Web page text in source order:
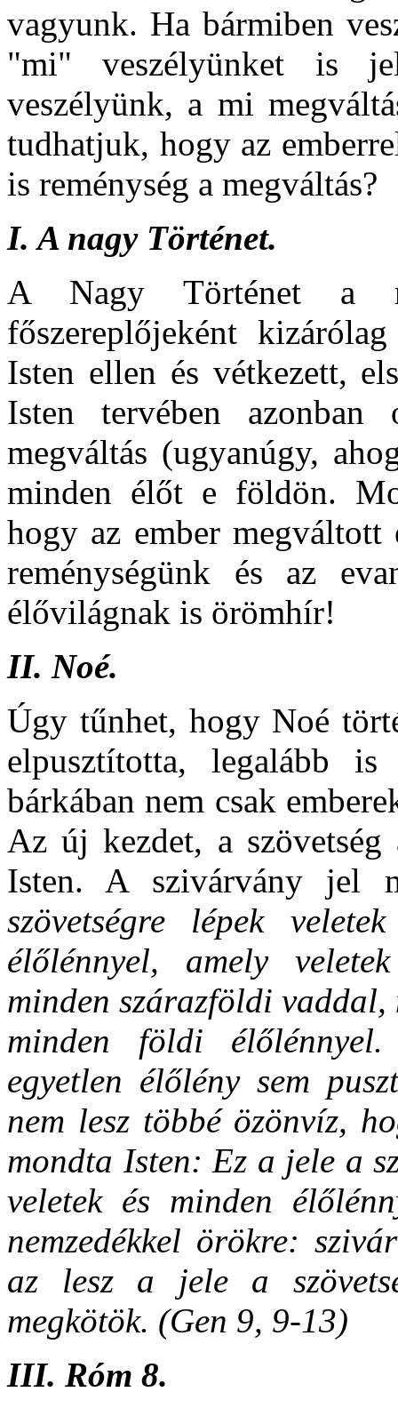
vagyunk. Ha bármiben
"mi" veszélyünket is
veszélyünk, a mi
tudhatjuk, hogy az
is reménység a megváltás?
I. A nagy Történet.
A Nagy Történet a
főszereplőjeként
Isten ellen és vétkezett,
Isten tervében
megváltás (ugyanúgy,
minden élőt e földön.
hogy az ember
reménységünk és az
élővilágnak is örömhír!
II. Noé.
Úgy tűnhet, hogy Noé
elpusztította, legalább
bárkában nem csak
Az új kezdet, a
Isten. A szivárvány jel
szövetségre lépek
élőlénnyel, amely
minden szárazföldi
minden földi élőlénnyel.
egyetlen élőlény sem
nem lesz többé özönvíz,
mondta Isten: Ez a jele a
veletek és minden
nemzedékkel örökre:
az lesz a jele a
megkötök. (Gen 9, 9-13)
III. Róm 8.